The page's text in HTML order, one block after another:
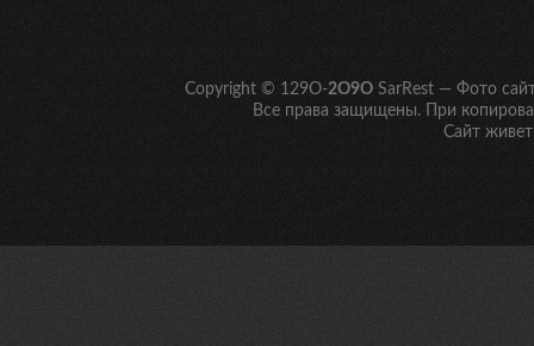
Copyright © 129O-2O9O SarRest — Фото
Все права защищены. При
Сайт живет